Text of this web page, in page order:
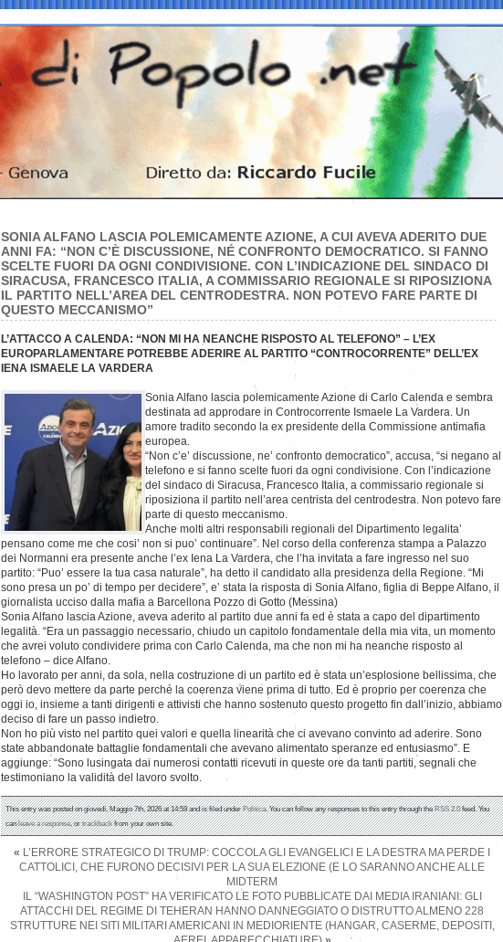
SONIA ALFANO LASCIA POLEMICAMENTE AZIONE, A CUI AVEVA ADERITO DUE
ANNI FA: “NON C’È DISCUSSIONE, NÉ CONFRONTO DEMOCRATICO. SI FANNO
SCELTE FUORI DA OGNI CONDIVISIONE. CON L’INDICAZIONE DEL SINDACO DI
SIRACUSA, FRANCESCO ITALIA, A COMMISSARIO REGIONALE SI RIPOSIZIONA
IL PARTITO NELL’AREA DEL CENTRODESTRA. NON POTEVO FARE PARTE DI
QUESTO MECCANISMO”
L’ATTACCO A CALENDA: “NON MI HA NEANCHE RISPOSTO AL TELEFONO” – L’EX
EUROPARLAMENTARE POTREBBE ADERIRE AL PARTITO “CONTROCORRENTE” DELL’EX
IENA ISMAELE LA VARDERA
Sonia Alfano lascia polemicamente Azione di Carlo Calenda e sembra
destinata ad approdare in Controcorrente Ismaele La Vardera. Un
amore tradito secondo la ex presidente della Commissione antimafia
europea.
“Non c’e’ discussione, ne’ confronto democratico”, accusa, “si negano al
telefono e si fanno scelte fuori da ogni condivisione. Con l’indicazione
del sindaco di Siracusa, Francesco Italia, a commissario regionale si
riposiziona il partito nell’area centrista del centrodestra. Non potevo fare
parte di questo meccanismo.
Anche molti altri responsabili regionali del Dipartimento legalita’
pensano come me che cosi’ non si puo’ continuare”. Nel corso della conferenza stampa a Palazzo
dei Normanni era presente anche l’ex Iena La Vardera, che l’ha invitata a fare ingresso nel suo
partito: “Puo’ essere la tua casa naturale”, ha detto il candidato alla presidenza della Regione. “Mi
sono presa un po’ di tempo per decidere”, e’ stata la risposta di Sonia Alfano, figlia di Beppe Alfano, il
giornalista ucciso dalla mafia a Barcellona Pozzo di Gotto (Messina)
Sonia Alfano lascia Azione, aveva aderito al partito due anni fa ed è stata a capo del dipartimento
legalità. “Era un passaggio necessario, chiudo un capitolo fondamentale della mia vita, un momento
che avrei voluto condividere prima con Carlo Calenda, ma che non mi ha neanche risposto al
telefono – dice Alfano.
Ho lavorato per anni, da sola, nella costruzione di un partito ed è stata un’esplosione bellissima, che
però devo mettere da parte perché la coerenza viene prima di tutto. Ed è proprio per coerenza che
oggi io, insieme a tanti dirigenti e attivisti che hanno sostenuto questo progetto fin dall’inizio, abbiamo
deciso di fare un passo indietro.
Non ho più visto nel partito quei valori e quella linearità che ci avevano convinto ad aderire. Sono
state abbandonate battaglie fondamentali che avevano alimentato speranze ed entusiasmo”. E
aggiunge: “Sono lusingata dai numerosi contatti ricevuti in queste ore da tanti partiti, segnali che
testimoniano la validità del lavoro svolto.
This entry was posted on giovedì, Maggio 7th, 2026 at 14:59 and is filed underPolitica. You can follow any responses to this entry through theRSS 2.0feed. You
canleave a response, ortrackbackfrom your own site.
« L’ERRORE STRATEGICO DI TRUMP: COCCOLA GLI EVANGELICI E LA DESTRA MA PERDE I
CATTOLICI, CHE FURONO DECISIVI PER LA SUA ELEZIONE (E LO SARANNO ANCHE ALLE
MIDTERM
IL “WASHINGTON POST” HA VERIFICATO LE FOTO PUBBLICATE DAI MEDIA IRANIANI: GLI
ATTACCHI DEL REGIME DI TEHERAN HANNO DANNEGGIATO O DISTRUTTO ALMENO 228
STRUTTURE NEI SITI MILITARI AMERICANI IN MEDIORIENTE (HANGAR, CASERME, DEPOSITI,